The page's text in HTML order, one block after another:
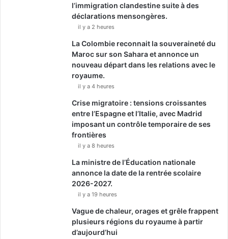
l’immigration clandestine suite à des
déclarations mensongères.
il y a 2 heures
La Colombie reconnait la souveraineté du
Maroc sur son Sahara et annonce un
nouveau départ dans les relations avec le
royaume.
il y a 4 heures
Crise migratoire : tensions croissantes
entre l’Espagne et l’Italie, avec Madrid
imposant un contrôle temporaire de ses
frontières
il y a 8 heures
La ministre de l’Éducation nationale
annonce la date de la rentrée scolaire
2026-2027.
il y a 19 heures
Vague de chaleur, orages et grêle frappent
plusieurs régions du royaume à partir
d’aujourd’hui